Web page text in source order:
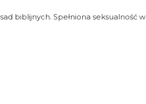
biblijnych. Spełniona seksualność w